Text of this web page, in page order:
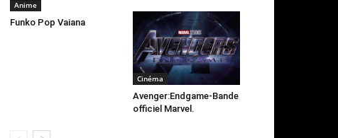
Anime
Funko Pop Vaiana
Cinéma
Avenger:Endgame-Bande
officiel Marvel.